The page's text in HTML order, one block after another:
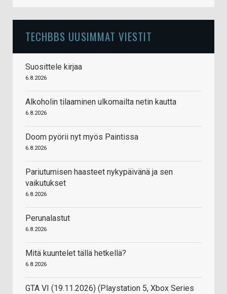
TECHBBS UUSIMMAT VIESTIT
Suosittele kirjaa
6.8.2026
Alkoholin tilaaminen ulkomailta netin kautta
6.8.2026
Doom pyörii nyt myös Paintissa
6.8.2026
Pariutumisen haasteet nykypäivänä ja sen
vaikutukset
6.8.2026
Perunalastut
6.8.2026
Mitä kuuntelet tällä hetkellä?
6.8.2026
GTA VI (19.11.2026) (Playstation 5, Xbox Series